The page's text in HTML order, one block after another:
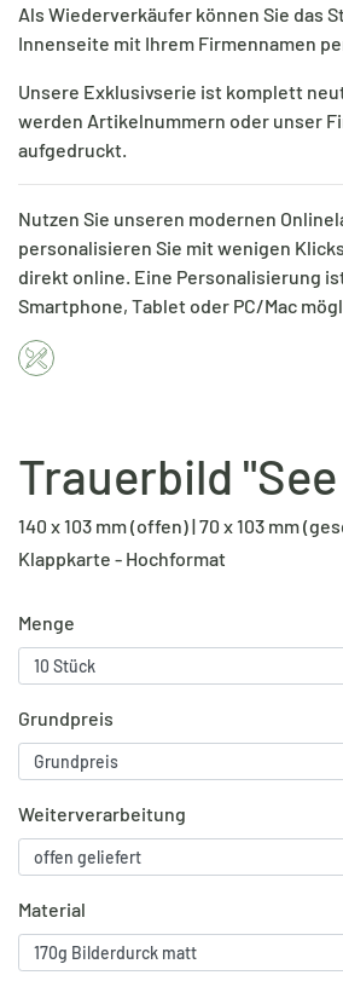
Als Wiederverkäufer können Sie das
Innenseite mit Ihrem Firmennamen
Unsere Exklusivserie ist komplett
werden Artikelnummern oder unser
aufgedruckt.
Nutzen Sie unseren modernen
personalisieren Sie mit wenigen
direkt online. Eine Personalisierung
Smartphone, Tablet oder PC/Mac
Trauerbild
140 x 103 mm (offen) | 70 x 103 mm
Klappkarte - Hochformat
Menge
Grundpreis
Weiterverarbeitung
Material